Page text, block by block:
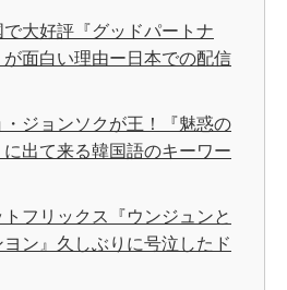
で大好評『グッドパートナ
が面白い理由ー日本での配信
・ジョンソクが王！『魅惑の
に出て来る韓国語のキーワー
トフリックス『ウンジュンと
ヨン』久しぶりに号泣したド